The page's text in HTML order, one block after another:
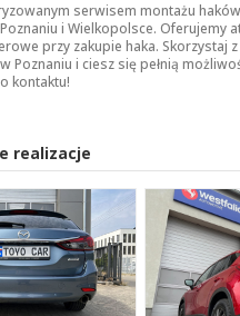
serwisem montażu
i Wielkopolsce. Oferujemy
przy zakupie haka. Skorzystaj z
Poznaniu i ciesz się pełnią
kontaktu!
realizacje